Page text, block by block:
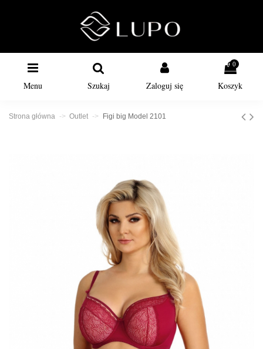
Menu Szukaj Zaloguj się
0
Koszyk
Strona główna Outlet Figi big Model 2101